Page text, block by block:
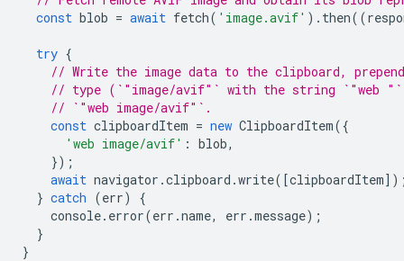
const blob = await fetch( 'image.avif' ). then((
try {
// Write the image data to the clipboard,
// type (`"image/avif"` with the string `"web "`,
// `"web image/avif"`.
const clipboardItem = new ClipboardItem({
'web image/avif' : blob,
});
await navigator .clipboard .write([clipboardItem
} catch (err)
{
console. error(err .name, err .message);
}
}